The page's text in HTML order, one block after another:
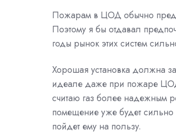
Пожарам в ЦОД обычно
Поэтому я бы отдавал
годы рынок этих систем
Хорошая установка должна
идеале даже при пожаре
считаю газ более надежным
помещение уже будет сильно
пойдет ему на пользу.